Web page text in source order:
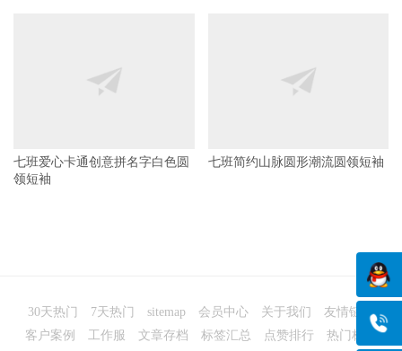
领短袖
友情链接
客户案例
工作服 文章存档 标签汇总 点赞排行
热门标签
班服图案搜索
班服款式 班服定做